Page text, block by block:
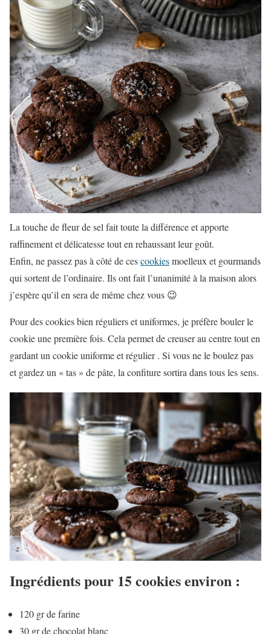
La touche de fleur de sel fait toute la différence et apporte
raffinement et délicatesse tout en rehaussant leur goût.
Enfin, ne passez pas à côté de cescookiesmoelleux et gourmands
qui sortent de l’ordinaire. Ils ont fait l’unanimité à la maison alors
j’espère qu’il en sera de même chez vous 😉
Pour des cookies bien réguliers et uniformes, je préfère bouler le
cookie une première fois. Cela permet de creuser au centre tout en
gardant un cookie uniforme et régulier . Si vous ne le boulez pas
et gardez un « tas » de pâte, la confiture sortira dans tous les sens.
Ingrédients pour 15 cookies environ :
120 gr de farine
30 gr de chocolat blanc